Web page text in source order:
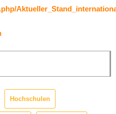
Hochschulen